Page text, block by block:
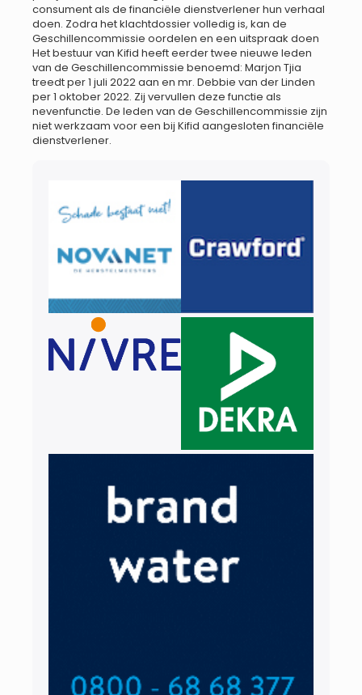
consument als de financiële dienstverlener hun verhaal
doen. Zodra het klachtdossier volledig is, kan de
Geschillencommissie oordelen en een uitspraak doen
Het bestuur van Kifid heeft eerder twee nieuwe leden
van de Geschillencommissie benoemd: Marjon Tjia
treedt per 1 juli 2022 aan en mr. Debbie van der Linden
per 1 oktober 2022. Zij vervullen deze functie als
nevenfunctie. De leden van de Geschillencommissie zijn
niet werkzaam voor een bij Kifid aangesloten financiële
dienstverlener.